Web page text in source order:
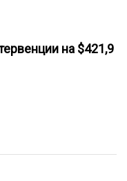
на $421,9